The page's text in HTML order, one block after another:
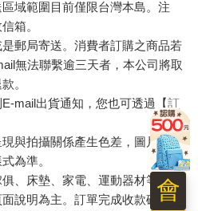
域範圍目前僅限台灣本島。注
箱。
郵局寄送。消費者訂購之商品若
無法聯繫逾三天者，本公司將取
。
mail出貨通知，您也可透過【訂
與拍攝關係產生色差，圖片僅供
為準。
、床墊、家電、運動器材等）及
說明為主。訂單完成收款確認
會